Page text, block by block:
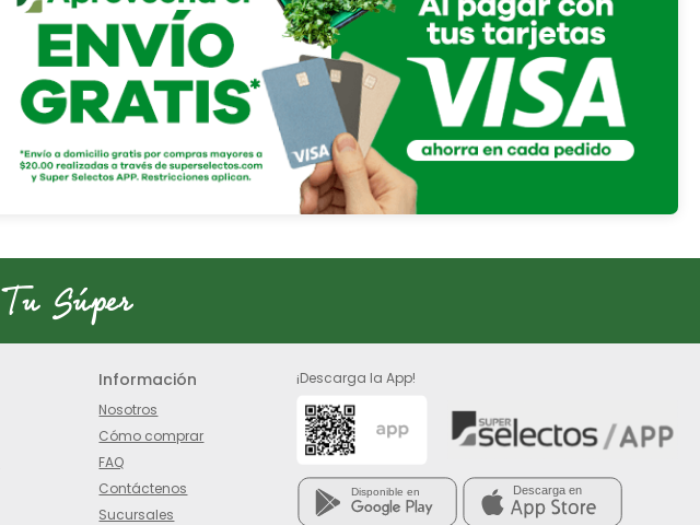
Información
Nosotros
Cómo comprar
FAQ
Contáctenos
Sucursales
¡Descarga la App!